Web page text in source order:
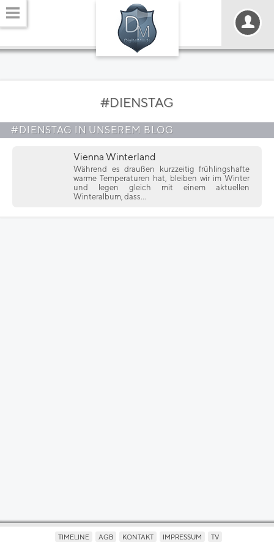
#DIENSTAG
#DIENSTAG IN UNSEREM BLOG
Vienna Winterland
Während es draußen kurzzeitig frühlingshafte
warme Temperaturen hat, bleiben wir im Winter
und legen gleich mit einem aktuellen
Winteralbum, dass...
TIMELINE AGB KONTAKT IMPRESSUM TV